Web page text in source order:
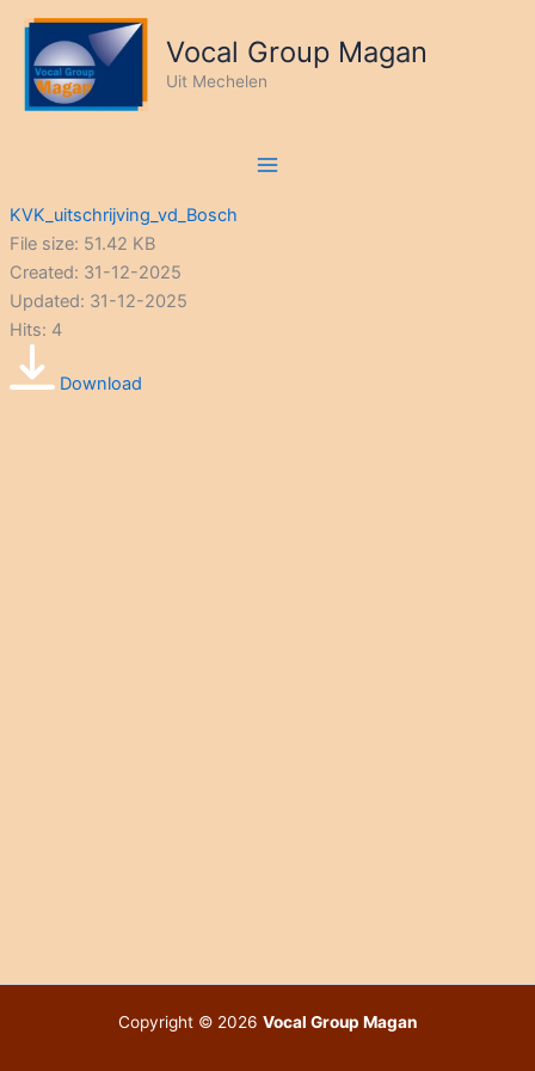
inhoud
Vocal Group Magan
Uit Mechelen
KVK_uitschrijving_vd_Bosch
File size: 51.42 KB
Created: 31-12-2025
Updated: 31-12-2025
Hits: 4
Download
Copyright © 2026 Vocal Group Magan